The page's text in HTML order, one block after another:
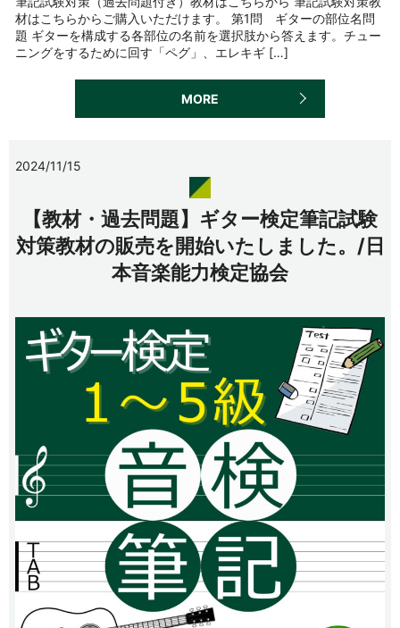
材はこちらからご購入いただけます。 第1問 ギターの部位名問
題 ギターを構成する各部位の名前を選択肢から答えます。チュー
ニングをするために回す「ペグ」、エレキギ […]
MORE
2024/11/15
【教材・過去問題】ギター検定筆記試験
対策教材の販売を開始いたしました。/日
本音楽能力検定協会